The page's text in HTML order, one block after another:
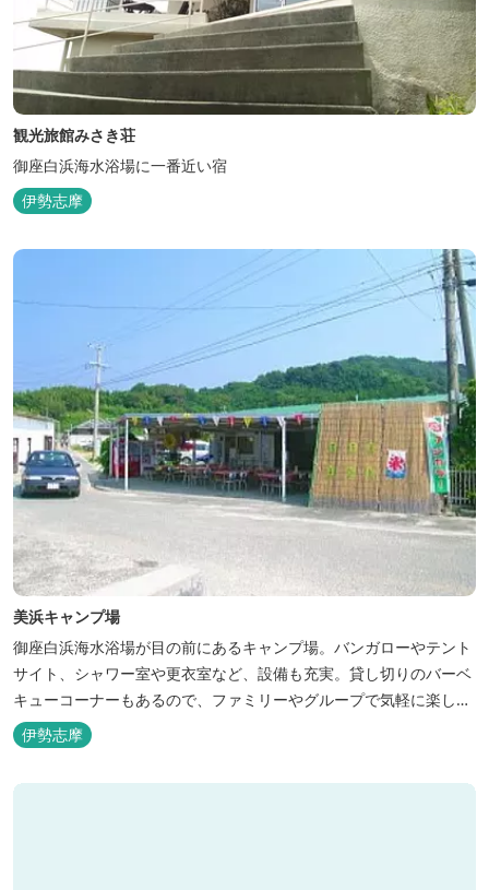
観光旅館みさき荘
御座白浜海水浴場に一番近い宿
伊勢志摩
美浜キャンプ場
御座白浜海水浴場が目の前にあるキャンプ場。バンガローやテント
サイト、シャワー室や更衣室など、設備も充実。貸し切りのバーベ
キューコーナーもあるので、ファミリーやグループで気軽に楽しむ
ことができます。
伊勢志摩